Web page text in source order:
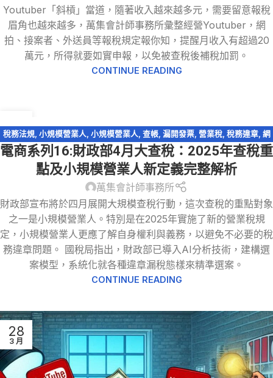
Youtuber「斜槓」當道，隨著收入越來越多元，需要留意報稅
眉角也越來越多，萬集會計師事務所彙整經營Youtuber，網
拍、接案者、外送員等報稅規定報你知，提醒月收入有超過20
萬元，所得就要如實申報，以免被查稅後補稅加罰。
CONTINUE READING
4 月
稅務法規, 小規模營業人, 小規模營業人, 查帳, 漏開發票, 營業稅, 稅務違章, 網
路交易課稅,行號(獨資合夥事業),逃漏稅,電商系列
電商系列16:財政部4月大查稅：2025年查稅重
點及小規模營業人新定義完整解析
萬集會計師事務所
財政部宣布將於四月展開大規模查稅行動，這次查稅的重點對象
之一是小規模營業人。特別是在2025年實施了新的營業稅規
定，小規模營業人更應了解自身權利與義務，以避免不必要的稅
務違章問題。 國稅局指出，財政部已導入AI分析技術，建構選
案模型，系統化就各種違章漏稅態樣來精準選案。
CONTINUE READING
28
3 月